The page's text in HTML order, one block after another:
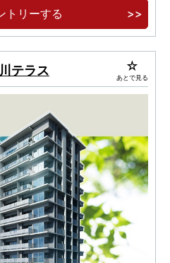
トリーする
テラス あとで見る